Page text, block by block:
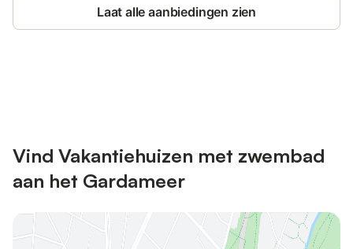
Laat alle aanbiedingen zien
Vind Vakantiehuizen met zwembad
aan het Gardameer